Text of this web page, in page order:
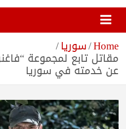
Home سوريا
مقاتل تابع لمجموعة
عن خدمته في سوريا